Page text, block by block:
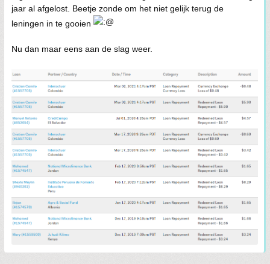
jaar al afgelost. Beetje zonde om het niet gelijk terug de
leningen in te gooien
Nu dan maar eens aan de slag weer.